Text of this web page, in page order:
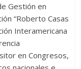
Gestión en
“Roberto Casas
Interamericana
en Congresos,